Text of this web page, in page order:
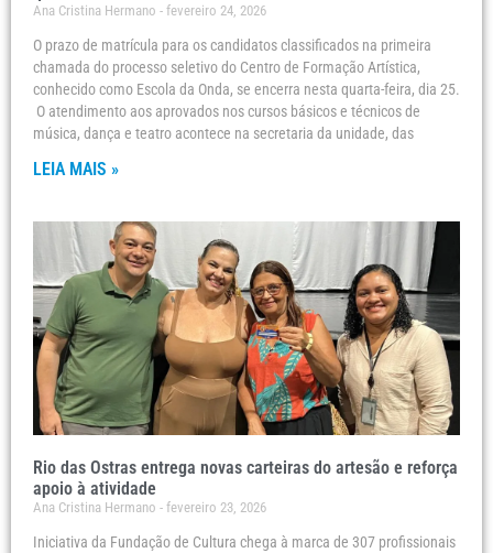
Ana Cristina Hermano fevereiro 24, 2026
O prazo de matrícula para os candidatos classificados na primeira
chamada do processo seletivo do Centro de Formação Artística,
conhecido como Escola da Onda, se encerra nesta quarta-feira, dia 25.
O atendimento aos aprovados nos cursos básicos e técnicos de
música, dança e teatro acontece na secretaria da unidade, das
LEIA MAIS »
Rio das Ostras entrega novas carteiras do artesão e reforça
apoio à atividade
Ana Cristina Hermano fevereiro 23, 2026
Iniciativa da Fundação de Cultura chega à marca de 307 profissionais